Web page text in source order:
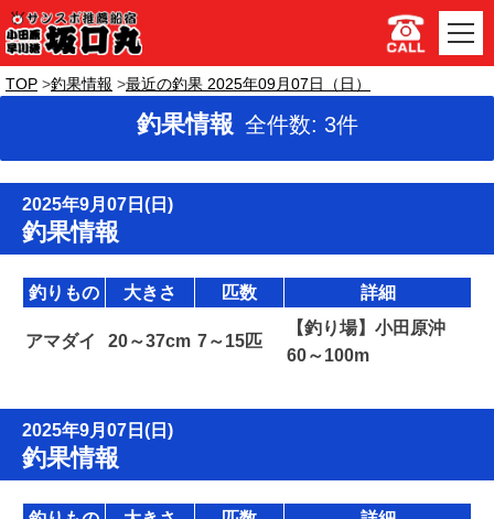
TOP 釣果情報 最近の釣果 2025年09月07日（日）
釣果情報 全件数: 3件
2025年9月07日(日)
釣果情報
釣りもの 大きさ 匹数 詳細
アマダイ 20～37cm 7～15匹
【釣り場】小田原沖
60～100m
2025年9月07日(日)
釣果情報